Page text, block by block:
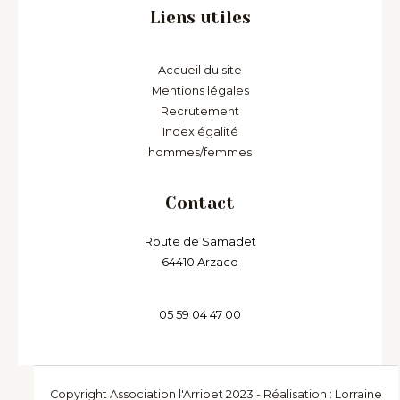
Liens utiles
Accueil du site
Mentions légales
Recrutement
Index égalité
hommes/femmes
Contact
Route de Samadet
64410 Arzacq
05 59 04 47 00
Copyright Association l'Arribet 2023 - Réalisation : Lorraine